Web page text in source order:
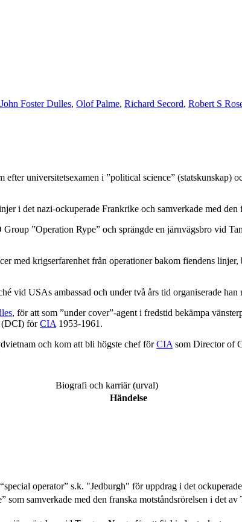
John Foster Dulles, Olof Palme, Richard Secord, Robert S
efter universitetsexamen i ”political science”
i det nazi-ockuperade Frankrike och samverkade med den
”Operation Rype” och sprängde en järnvägsbro vid
med krigserfarenhet från operationer bakom fiendens
vid USAs ambassad och under två års tid organiserade han
, för att som ”under cover”-agent i fredstid bekämpa
(DCI) förCIA 1953-1961.
och kom att bli högste chef förCIA som Director of
Biografi och karriär (urval)
Händelse
operator” s.k. "Jedburgh" för uppdrag i det
som samverkade med den franska motståndsrörelsen i det